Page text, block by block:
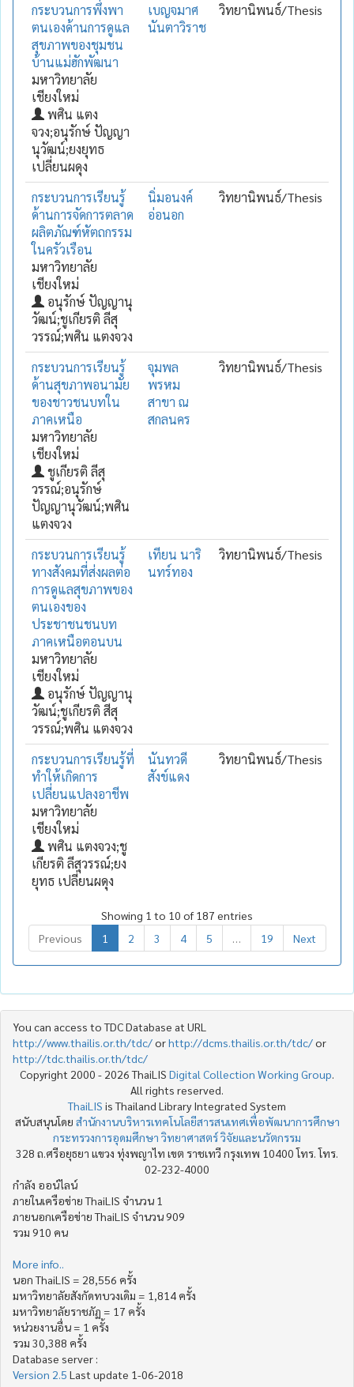
กระบวนการพึ่งพา
ตนเองด้านการดูแล
สุขภาพของชุมชน
บ้านแม่ฮักพัฒนา
มหาวิทยาลัย
เชียงใหม่
พศิน แตง
จวง;อนุรักษ์ ปัญญา
นุวัฒน์;ยงยุทธ
เปลี่ยนผดุง
เบญจมาศ
นันตาวิราช
วิทยานิพนธ์/Thesis
กระบวนการเรียนรู้
ด้านการจัดการตลาด
ผลิตภัณฑ์หัตถกรรม
ในครัวเรือน
มหาวิทยาลัย
เชียงใหม่
อนุรักษ์ ปัญญานุ
วัฒน์;ชูเกียรติ ลีสุ
วรรณ์;พศิน แตงจวง
นิ่มอนงค์
อ่อนอก
วิทยานิพนธ์/Thesis
กระบวนการเรียนรู้
ด้านสุขภาพอนามัย
ของชาวชนบทใน
ภาคเหนือ
มหาวิทยาลัย
เชียงใหม่
ชูเกียรติ ลีสุ
วรรณ์;อนุรักษ์
ปัญญานุวัฒน์;พศิน
แตงจวง
จุมพล
พรหม
สาขา ณ
สกลนคร
วิทยานิพนธ์/Thesis
กระบวนการเรียนรู้
ทางสังคมที่ส่งผลต่อ
การดูแลสุขภาพของ
ตนเองของ
ประชาชนชนบท
ภาคเหนือตอนบน
มหาวิทยาลัย
เชียงใหม่
อนุรักษ์ ปัญญานุ
วัฒน์;ชูเกียรติ สีสุ
วรรณ์;พศิน แตงจวง
เทียน นาริ
นทร์ทอง
วิทยานิพนธ์/Thesis
กระบวนการเรียนรู้ที่
ทำให้เกิดการ
เปลี่ยนแปลงอาชีพ
มหาวิทยาลัย
เชียงใหม่
พศิน แตงจวง;ชู
เกียรติ ลีสุวรรณ์;ยง
ยุทธ เปลี่ยนผดุง
นันทวดี
สังข์แดง
วิทยานิพนธ์/Thesis
Showing 1 to 10 of 187 entries
Previous
1 2 3 4 5 19 Next
You can access to TDC Database at URL
http://www.thailis.or.th/tdc/orhttp://dcms.thailis.or.th/tdc/or
http://tdc.thailis.or.th/tdc/
Copyright 2000 - 2026 ThaiLIS Digital Collection Working Group
All rights reserved.
ThaiLIS is Thailand Library Integrated System
สนับสนุนโดย สำนักงานบริหารเทคโนโลยีสารสนเทศเพื่อพัฒนาการศึกษา
กระทรวงการอุดมศึกษา วิทยาศาสตร์ วิจัยและนวัตกรรม
328 ถ.ศรีอยุธยา แขวง ทุ่งพญาไท เขต ราชเทวี กรุงเทพ 10400 โทร. โทร.
02-232-4000
กำลัง ออน์ไลน์
ภายในเครือข่าย ThaiLIS จำนวน 1
ภายนอกเครือข่าย ThaiLIS จำนวน 909
รวม 910 คน
More info..
นอก ThaiLIS = 28,556 ครั้ง
มหาวิทยาลัยสังกัดทบวงเดิม = 1,814 ครั้ง
มหาวิทยาลัยราชภัฏ = 17 ครั้ง
หน่วยงานอื่น = 1 ครั้ง
รวม 30,388 ครั้ง
Database server :
Version 2.5 Last update 1-06-2018